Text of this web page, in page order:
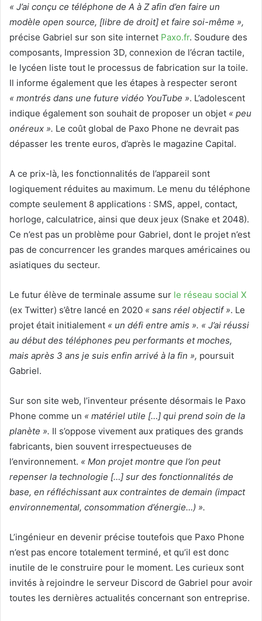
« J’ai conçu ce téléphone de A à Z afin d’en faire un
modèle open source, [libre de droit] et faire soi-même »,
précise Gabriel sur son site internet Paxo.fr. Soudure des
composants, Impression 3D, connexion de l’écran tactile,
le lycéen liste tout le processus de fabrication sur la toile.
Il informe également que les étapes à respecter seront
« montrés dans une future vidéo YouTube ». L’adolescent
indique également son souhait de proposer un objet « peu
onéreux ». Le coût global de Paxo Phone ne devrait pas
dépasser les trente euros, d’après le magazine Capital.
A ce prix-là, les fonctionnalités de l’appareil sont
logiquement réduites au maximum. Le menu du téléphone
compte seulement 8 applications : SMS, appel, contact,
horloge, calculatrice, ainsi que deux jeux (Snake et 2048).
Ce n’est pas un problème pour Gabriel, dont le projet n’est
pas de concurrencer les grandes marques américaines ou
asiatiques du secteur.
Le futur élève de terminale assume sur le réseau social X
(ex Twitter) s’être lancé en 2020 « sans réel objectif ». Le
projet était initialement « un défi entre amis ». « J’ai réussi
au début des téléphones peu performants et moches,
mais après 3 ans je suis enfin arrivé à la fin », poursuit
Gabriel.
Sur son site web, l’inventeur présente désormais le Paxo
Phone comme un « matériel utile […] qui prend soin de la
planète ». Il s’oppose vivement aux pratiques des grands
fabricants, bien souvent irrespectueuses de
l’environnement. « Mon projet montre que l’on peut
repenser la technologie […] sur des fonctionnalités de
base, en réfléchissant aux contraintes de demain (impact
environnemental, consommation d’énergie…) ».
L’ingénieur en devenir précise toutefois que Paxo Phone
n’est pas encore totalement terminé, et qu’il est donc
inutile de le construire pour le moment. Les curieux sont
invités à rejoindre le serveur Discord de Gabriel pour avoir
toutes les dernières actualités concernant son entreprise.